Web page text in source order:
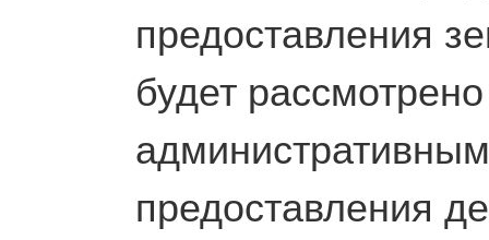
предоставления
будет
предоставления